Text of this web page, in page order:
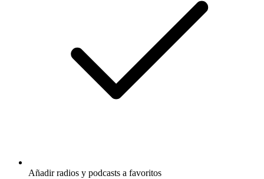
Añadir radios y podcasts a favoritos